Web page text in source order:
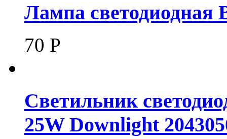
Лампа светодиодная
70 Р
Светильник
25W Downlight